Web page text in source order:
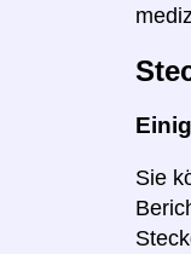
Sie